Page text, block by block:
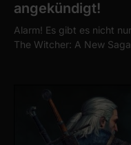
angekündigt!
Alarm! Es gibt es nicht
The Witcher: A New